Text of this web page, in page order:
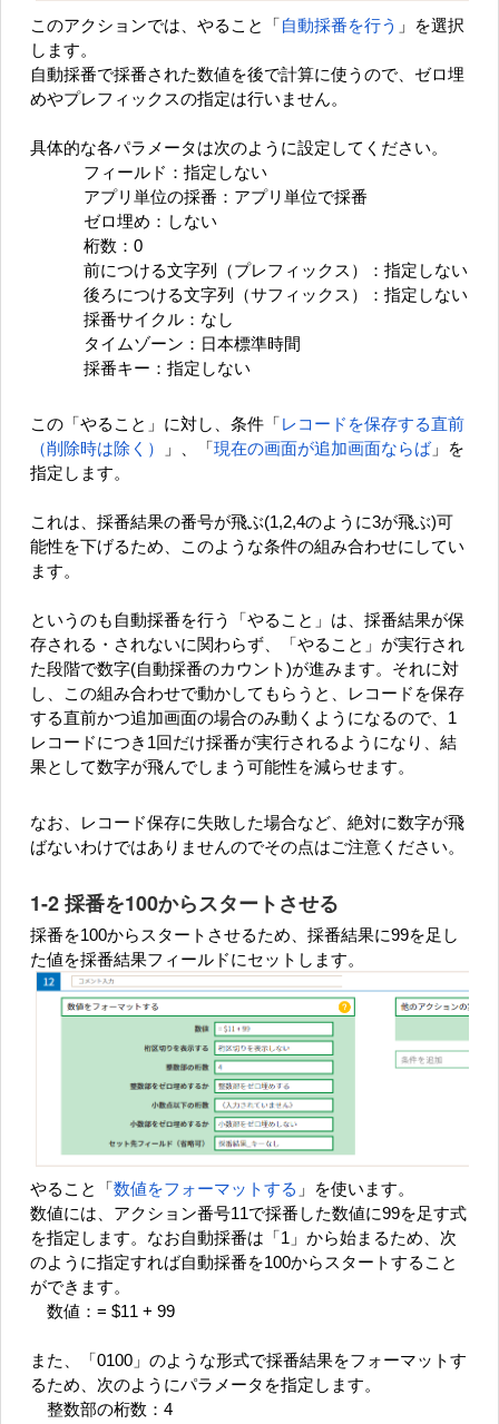
このアクションでは、やること「 自動採番を行う 」を選択
します。
自動採番で採番された数値を後で計算に使うので、ゼロ埋
めやプレフィックスの指定は行いません。
具体的な各パラメータは次のように設定してください。
フィールド：指定しない
アプリ単位の採番：アプリ単位で採番
ゼロ埋め：しない
桁数：0
前につける文字列（プレフィックス）：指定しない
後ろにつける文字列（サフィックス）：指定しない
採番サイクル：なし
タイムゾーン：日本標準時間
採番キー：指定しない
この「やること」に対し、条件「 レコードを保存する直前
（削除時は除く）
」、「 現在の画面が追加画面ならば」を
指定します。
これは、採番結果の番号が飛ぶ(1,2,4のように3が飛ぶ)可
能性を下げるため、このような条件の組み合わせにしてい
ます。
というのも自動採番を行う「やること」は、採番結果が保
存される・されないに関わらず、「やること」が実行され
た段階で数字(自動採番のカウント)が進みます。それに対
し、この組み合わせで動かしてもらうと、レコードを保存
する直前かつ追加画面の場合のみ動くようになるので、1
レコードにつき1回だけ採番が実行されるようになり、結
果として数字が飛んでしまう可能性を減らせます。
なお、レコード保存に失敗した場合など、絶対に数字が飛
ばないわけではありませんのでその点はご注意ください。
1-2 採番を100からスタートさせる
採番を100からスタートさせるため、採番結果に99を足し
た値を採番結果フィールドにセットします。
やること「 数値をフォーマットする 」を使います。
数値には、アクション番号11で採番した数値に99を足す式
を指定します。なお自動採番は「1」から始まるため、次
のように指定すれば自動採番を100からスタートすること
ができます。
数値：= $11 + 99
また、「0100」のような形式で採番結果をフォーマットす
るため、次のようにパラメータを指定します。
整数部の桁数：4